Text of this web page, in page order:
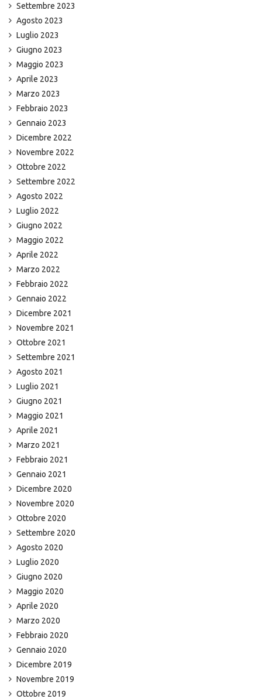
Settembre 2023
Agosto 2023
Luglio 2023
Giugno 2023
Maggio 2023
Aprile 2023
Marzo 2023
Febbraio 2023
Gennaio 2023
Dicembre 2022
Novembre 2022
Ottobre 2022
Settembre 2022
Agosto 2022
Luglio 2022
Giugno 2022
Maggio 2022
Aprile 2022
Marzo 2022
Febbraio 2022
Gennaio 2022
Dicembre 2021
Novembre 2021
Ottobre 2021
Settembre 2021
Agosto 2021
Luglio 2021
Giugno 2021
Maggio 2021
Aprile 2021
Marzo 2021
Febbraio 2021
Gennaio 2021
Dicembre 2020
Novembre 2020
Ottobre 2020
Settembre 2020
Agosto 2020
Luglio 2020
Giugno 2020
Maggio 2020
Aprile 2020
Marzo 2020
Febbraio 2020
Gennaio 2020
Dicembre 2019
Novembre 2019
Ottobre 2019